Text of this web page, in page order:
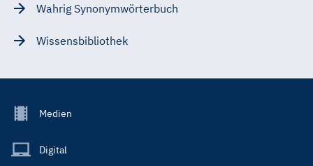
Wahrig Synonymwörterbuch
Wissensbibliothek
Footer
Main
Medien
Digital